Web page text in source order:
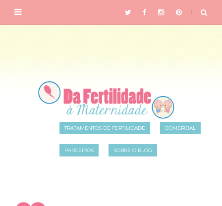
TRATAMENTOS DE FERTILIDADE COMERCIAL
PARCEIROS SOBRE O BLOG